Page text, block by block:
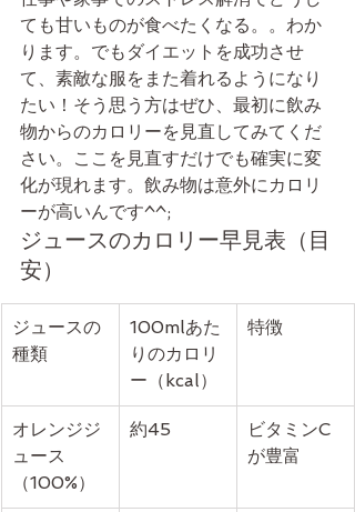
ても甘いものが食べたくなる。。わか
ります。でもダイエットを成功させ
て、素敵な服をまた着れるようになり
たい！そう思う方はぜひ、最初に飲み
物からのカロリーを見直してみてくだ
さい。ここを見直すだけでも確実に変
化が現れます。飲み物は意外にカロリ
ーが高いんです^^;
ジュースのカロリー早見表（目
安）
ジュースの
種類
100mlあた
りのカロリ
ー（kcal）
特徴
オレンジジ
ュース
（100%）
約45
ビタミンC
が豊富